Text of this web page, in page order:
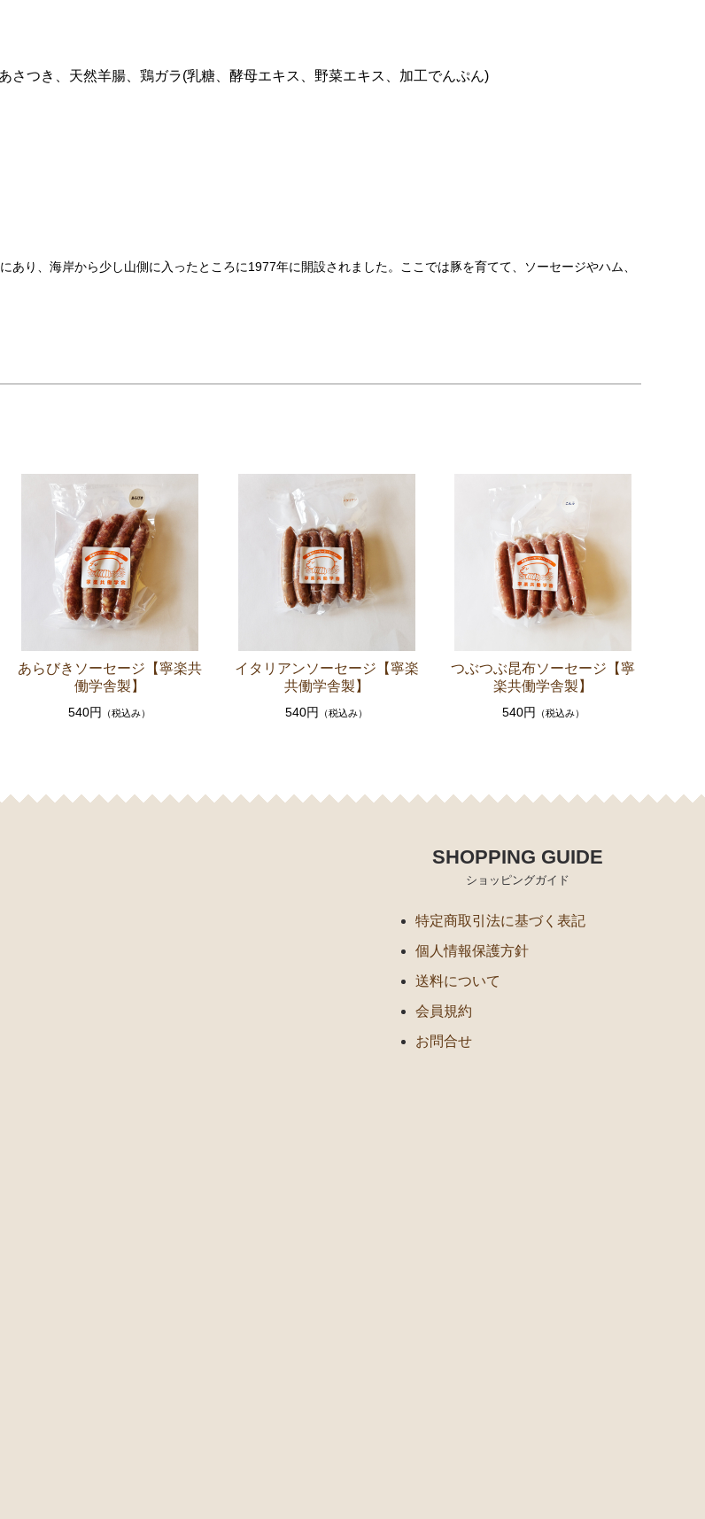
つき、天然羊腸、鶏ガラ(乳糖、酵母エキス、野菜エキス、加工でんぷん)
り、海岸から少し山側に入ったところに1977年に開設されました。ここでは豚を育てて、ソーセージやハム、
あらびきソーセージ【寧楽共
働学舎製】
540円 （税込み）
イタリアンソーセージ【寧楽
共働学舎製】
540円 （税込み）
つぶつぶ昆布ソーセージ【寧
楽共働学舎製】
540円 （税込み）
SHOPPING GUIDE
ショッピングガイド
特定商取引法に基づく表記
個人情報保護方針
送料について
会員規約
お問合せ